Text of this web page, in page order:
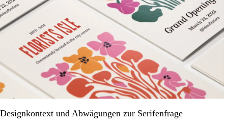
Designkontext und Abwägungen zur Serifenfrage